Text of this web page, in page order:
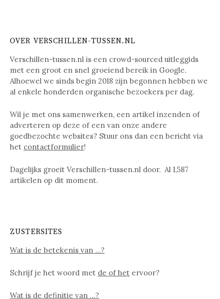
OVER VERSCHILLEN-TUSSEN.NL
Verschillen-tussen.nl is een crowd-sourced uitleggids
met een groot en snel groeiend bereik in Google.
Alhoewel we sinds begin 2018 zijn begonnen hebben we
al enkele honderden organische bezoekers per dag.
Wil je met ons samenwerken, een artikel inzenden of
adverteren op deze of een van onze andere
goedbezochte websites? Stuur ons dan een bericht via
het contactformulier!
Dagelijks groeit Verschillen-tussen.nl door. Al 1,587
artikelen op dit moment.
ZUSTERSITES
Wat is de betekenis van …?
Schrijf je het woord met de of het ervoor?
Wat is de definitie van …?